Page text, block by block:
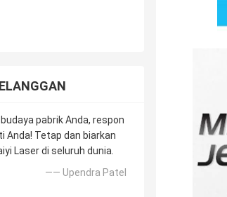
pabrik Anda, respon
Anda! Tetap dan biarkan
Laser di seluruh dunia.
—— Upendra Patel